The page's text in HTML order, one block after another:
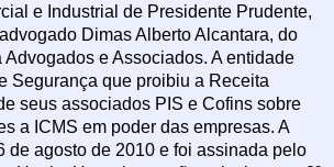
e Industrial de Presidente Prudente,
Dimas Alberto Alcantara, do
e Associados. A entidade
Segurança que proibiu a Receita
seus associados PIS e Cofins sobre
a ICMS em poder das empresas. A
de agosto de 2010 e foi assinada pelo